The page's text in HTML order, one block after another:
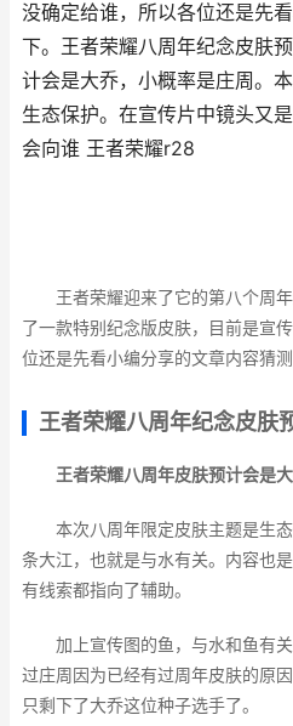
没确定给谁，所以各位还是先
下。王者荣耀八周年纪念皮肤
计会是大乔，小概率是庄周。
生态保护。在宣传片中镜头又
会向谁 王者荣耀r28
王者荣耀迎来了它的第八个周
了一款特别纪念版皮肤，目前是宣
位还是先看小编分享的文章内容猜测
王者荣耀八周年纪念皮肤
王者荣耀八周年皮肤预计会是
本次八周年限定皮肤主题是生
条大江，也就是与水有关。内容也
有线索都指向了辅助。
加上宣传图的鱼，与水和鱼有
过庄周因为已经有过周年皮肤的原
只剩下了大乔这位种子选手了。